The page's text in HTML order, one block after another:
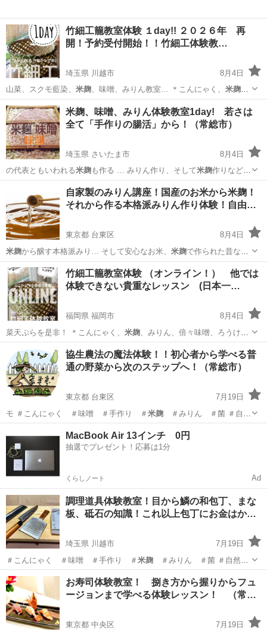
竹細工籠教室体験 １day!! ２０２６年 再
開！予約受付開始！！竹細工体験教…
埼玉県 川越市
8月4日
山菜、スクモ藍染、 米麹 、味噌、みりん教室… ＊こんにゃく、 米麹、
みりん、倍々味噌… 味噌 ＃手作り ＃米麹＃みりん ＃菌 …
埼玉 川越市 日本文化 編み
米麹、味噌、みりん体験教室1day! 若さは
全て「手作りの腸活」から！（常総市）
埼玉県 さいたま市
8月4日
の代表ともいわれる米麹 も作る … みりん作り、そして米麹作りなどに
興味を持… ＊＊米麹 作り まぶし方 ＊米麹の管理の仕方 … のこの
日に仕込んだ
をお持ち帰り頂き自… 目には素敵な...
さいたま市 生活知識 米麹
自家製のみりん講座！国産のお米から米麹！
それから作る本格派みりん作り体験！自由…
東京都 台東区
8月4日
米麹から醸す本格派みり… そして安心なお米、 米麹で作られた昔なが
ら… （２時間）米麹 ともち米、焼酎を仕… もち米を蒸して、米麹と
焼酎を混ぜます。… 国産の米で米麹、そして国産のもち… 屋さんで...
東京 台東区 料理 魚の
竹細工籠教室体験 （オンライン！） 他では
体験できない貴重なレッスン (日本一…
福岡県 福岡市
8月4日
菜天ぷらを是非！ ＊こんにゃく、 米麹、みりん、倍々味噌、ろうけつ
染め、スク…
福岡 福岡市 日本文化 山菜
協生農法の魔法体験！！初心者から学べる普
通の野菜から次のステップへ！（常総市）
東京都 台東区
7月19日
モ ＃こんにゃく ＃味噌 ＃手作り ＃ 米麹＃みりん ＃菌 ＃自然
菜園 ＃藍染…
MacBook Air 13インチ 0円
抽選でプレゼント！応募は1分
くらしノート Ad
調理道具体験教室！目から鱗の和包丁、まな
板、砥石の知識！これ以上包丁にお金はか…
埼玉県 川越市
7月19日
＃こんにゃく ＃味噌 ＃手作り ＃ 米麹＃みりん ＃菌 ＃自然菜
園
埼玉 川越市 日本文化 砥石
お寿司体験教室！ 捌き方から握りからフュ
ージョンまで学べる体験レッスン！ （常…
東京都 中央区 7月19日